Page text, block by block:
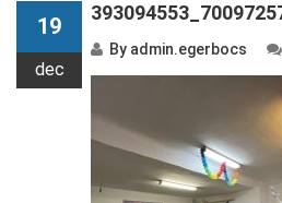
19
dec
By admin.egerbocs